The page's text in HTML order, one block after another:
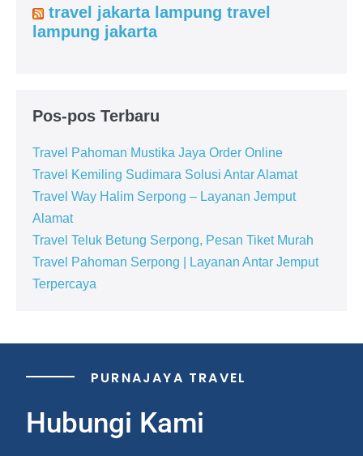
travel jakarta lampung travel
lampung jakarta
Pos-pos Terbaru
Travel Pahoman Mustika Jaya Order Online
Travel Kemiling Sudimara Solusi Antar Alamat
Travel Way Halim Serpong – Layanan Jemput
Alamat
Travel Teluk Betung Serpong, Pesan Tiket Murah
Travel Pahoman Serpong | Layanan Antar Jemput
Terpercaya
PURNAJAYA TRAVEL
Hubungi Kami